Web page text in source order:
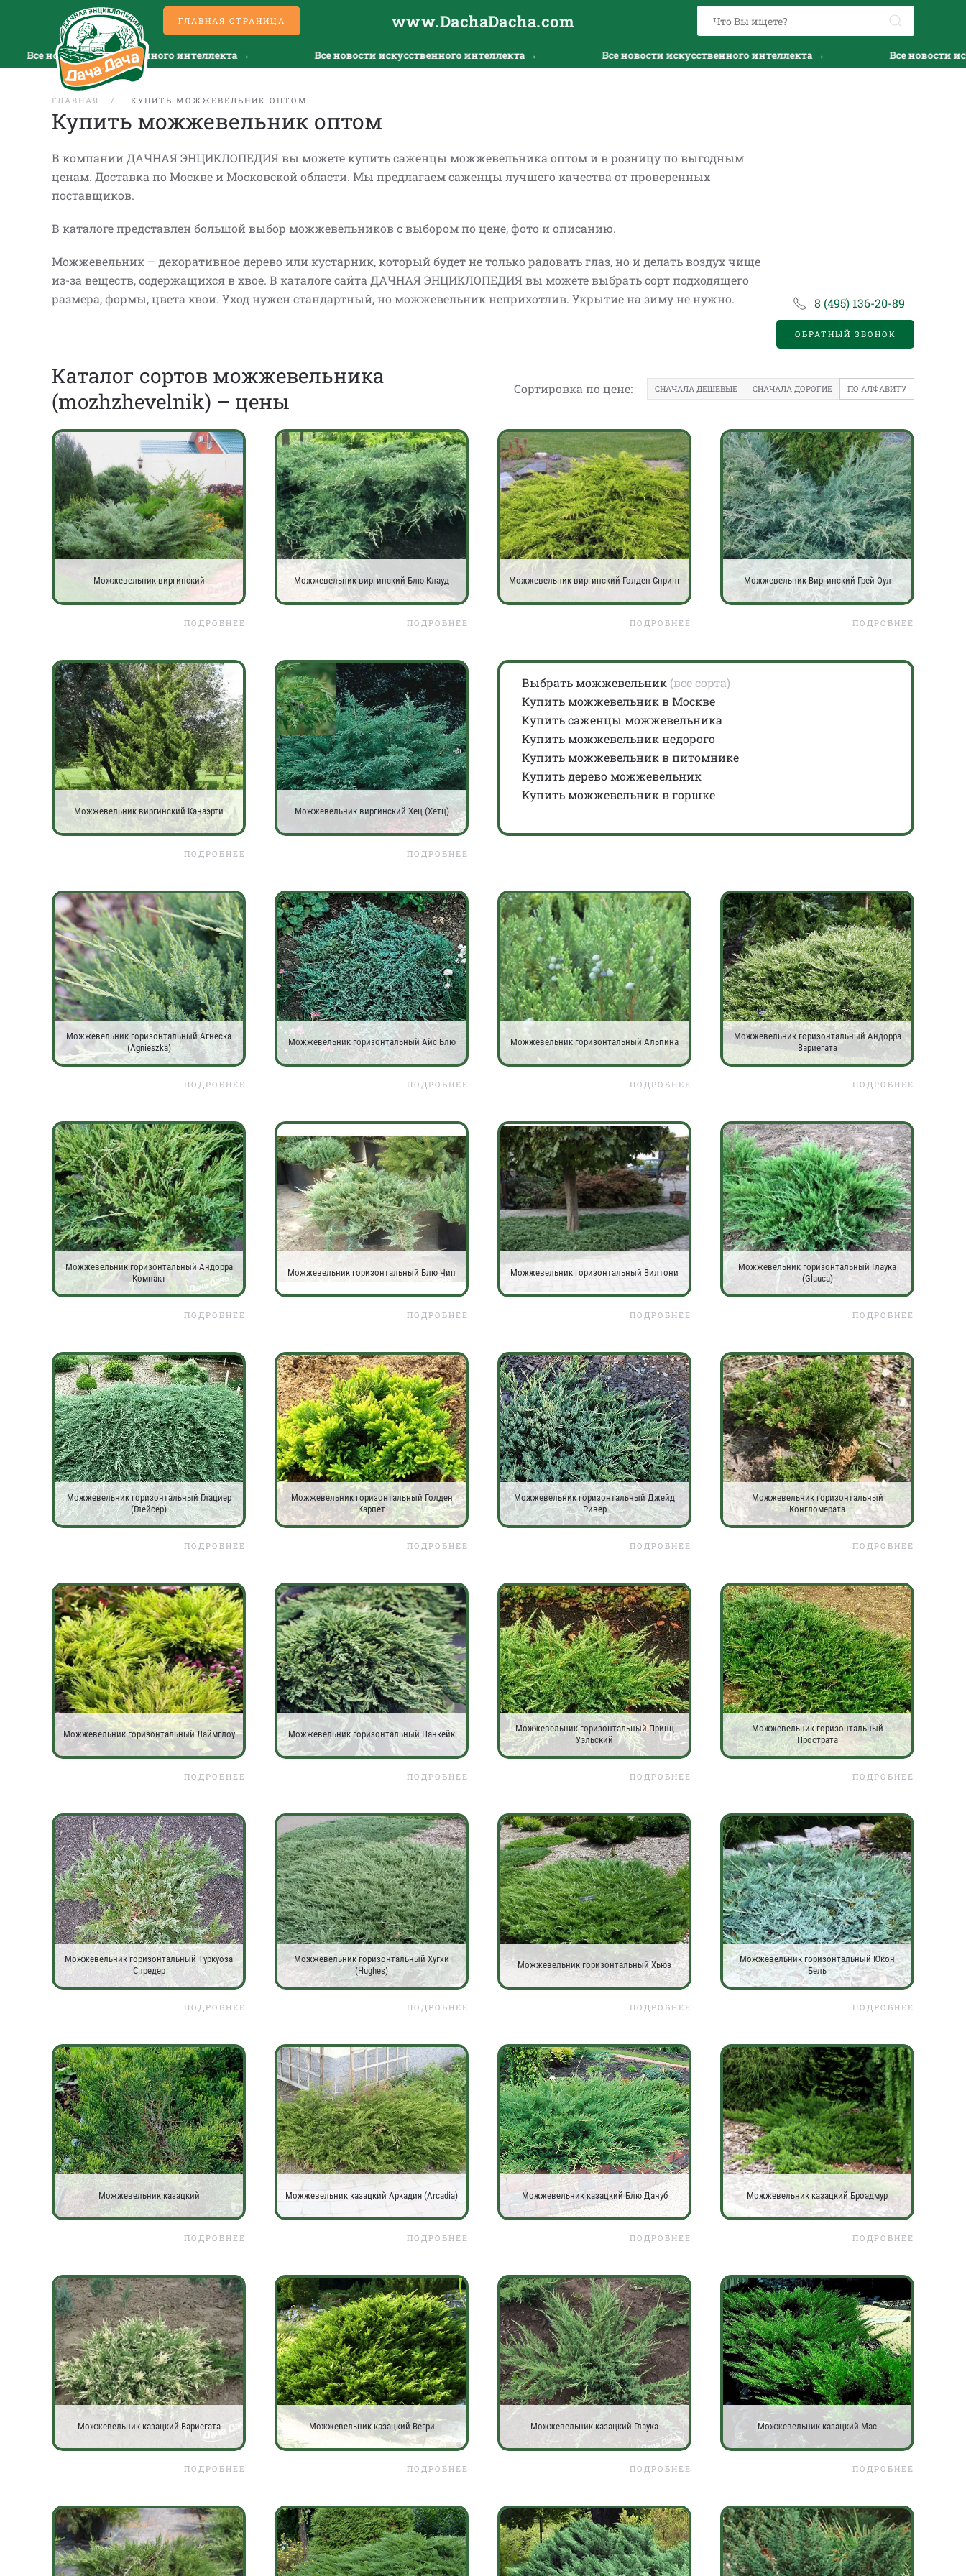
ГЛАВНАЯ СТРАНИЦА www.DachaDacha.com
интеллекта → Все новости искусственного интеллекта → Все новости искусственного интеллекта → Все новости искусственного
ГЛАВНАЯ КУПИТЬ МОЖЖЕВЕЛЬНИК ОПТОМ
Купить можжевельник оптом
8 (495) 136-20-89
ОБРАТНЫЙ ЗВОНОК
В компании ДАЧНАЯ ЭНЦИКЛОПЕДИЯ вы можете купить саженцы можжевельника оптом и в розницу по выгодным
ценам. Доставка по Москве и Московской области. Мы предлагаем саженцы лучшего качества от проверенных
поставщиков.
В каталоге представлен большой выбор можжевельников с выбором по цене, фото и описанию.
Можжевельник – декоративное дерево или кустарник, который будет не только радовать глаз, но и делать воздух чище
из-за веществ, содержащихся в хвое. В каталоге сайта ДАЧНАЯ ЭНЦИКЛОПЕДИЯ вы можете выбрать сорт подходящего
размера, формы, цвета хвои. Уход нужен стандартный, но можжевельник неприхотлив. Укрытие на зиму не нужно.
Каталог сортов можжевельника
(mozhzhevelnik) – цены
Сортировка по цене: СНАЧАЛА ДЕШЕВЫЕ СНАЧАЛА ДОРОГИЕ ПО АЛФАВИТУ
Можжевельник виргинский
ПОДРОБНЕЕ
Можжевельник виргинский Блю Клауд
ПОДРОБНЕЕ
Можжевельник виргинский Голден Спринг
ПОДРОБНЕЕ
Можжевельник Виргинский Грей Оул
ПОДРОБНЕЕ
Можжевельник виргинский Канаэрти
ПОДРОБНЕЕ
Можжевельник виргинский Хец (Хетц)
ПОДРОБНЕЕ
Выбрать можжевельник (все сорта)
Купить можжевельник в Москве
Купить саженцы можжевельника
Купить можжевельник недорого
Купить можжевельник в питомнике
Купить дерево можжевельник
Купить можжевельник в горшке
Можжевельник горизонтальный Агнеска
(Agnieszka)
ПОДРОБНЕЕ
Можжевельник горизонтальный Айс Блю
ПОДРОБНЕЕ
Можжевельник горизонтальный Альпина
ПОДРОБНЕЕ
Можжевельник горизонтальный Андорра
Вариегата
ПОДРОБНЕЕ
Можжевельник горизонтальный Андорра
Компакт
ПОДРОБНЕЕ
Можжевельник горизонтальный Блю Чип
ПОДРОБНЕЕ
Можжевельник горизонтальный Вилтони
ПОДРОБНЕЕ
Можжевельник горизонтальный Глаука
(Glauca)
ПОДРОБНЕЕ
Можжевельник горизонтальный Глациер
(Глейсер)
ПОДРОБНЕЕ
Можжевельник горизонтальный Голден
Карпет
ПОДРОБНЕЕ
Можжевельник горизонтальный Джейд
Ривер
ПОДРОБНЕЕ
Можжевельник горизонтальный
Конгломерата
ПОДРОБНЕЕ
Можжевельник горизонтальный Лаймглоу
ПОДРОБНЕЕ
Можжевельник горизонтальный Панкейк
ПОДРОБНЕЕ
Можжевельник горизонтальный Принц
Уэльский
ПОДРОБНЕЕ
Можжевельник горизонтальный
Прострата
ПОДРОБНЕЕ
Можжевельник горизонтальный Туркуоза
Спредер
ПОДРОБНЕЕ
Можжевельник горизонтальный Хугхи
(Hughes)
ПОДРОБНЕЕ
Можжевельник горизонтальный Хьюз
ПОДРОБНЕЕ
Можжевельник горизонтальный Юкон
Бель
ПОДРОБНЕЕ
Можжевельник казацкий
ПОДРОБНЕЕ
Можжевельник казацкий Аркадия (Arcadia)
ПОДРОБНЕЕ
Можжевельник казацкий Блю Дануб
ПОДРОБНЕЕ
Можжевельник казацкий Броадмур
ПОДРОБНЕЕ
Можжевельник казацкий Вариегата
ПОДРОБНЕЕ
Можжевельник казацкий Вегри
ПОДРОБНЕЕ
Можжевельник казацкий Глаука
ПОДРОБНЕЕ
Можжевельник казацкий Мас
ПОДРОБНЕЕ